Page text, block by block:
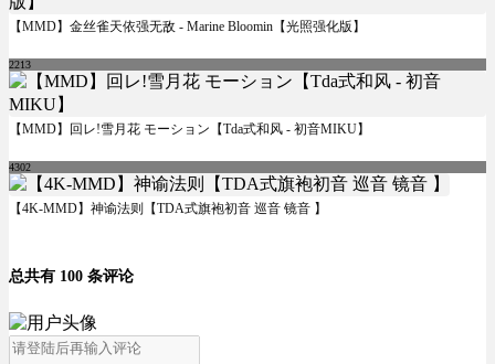
【MMD】金丝雀天依强无敌 - Marine Bloomin【光照强化版】
2213
【MMD】回レ!雪月花 モーション【Tda式和风 - 初音MIKU】
4302
【4K-MMD】神谕法则【TDA式旗袍初音 巡音 镜音 】
总共有 100 条评论